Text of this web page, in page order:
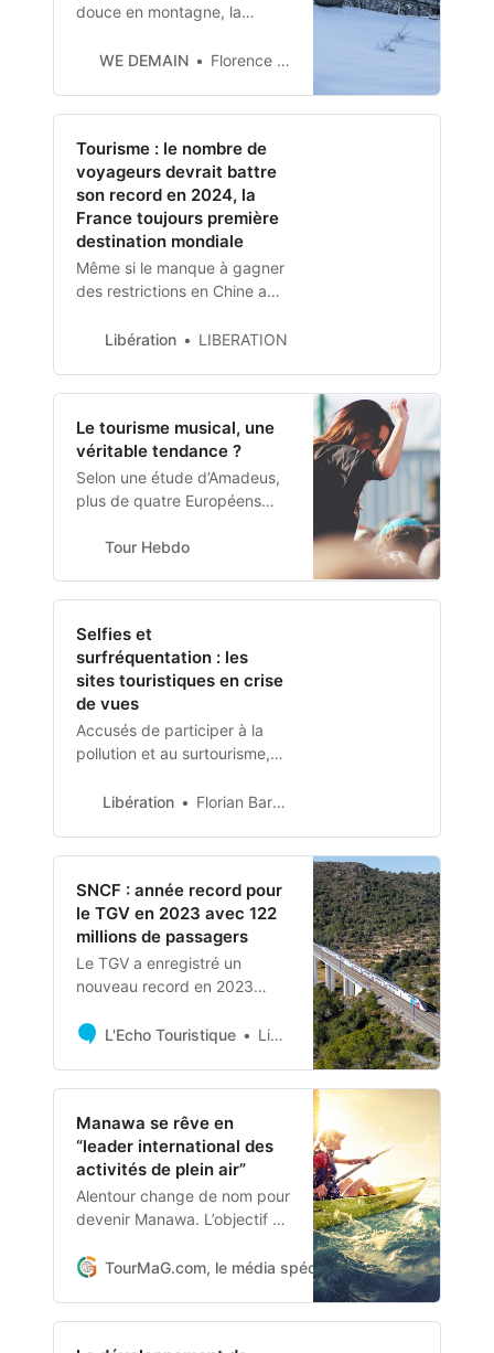
douce en montagne, la
ambitionne de devenir un
WE DEMAIN Florence Santrot
Tourisme : le nombre de
voyageurs devrait battre
son record en 2024, la
France toujours première
destination mondiale
Même si le manque à gagner
des restrictions en Chine a
dollars à travers le monde, le
tourisme, qui prédit un
possible record en 2024.
Libération LIBERATION
Le tourisme musical, une
véritable tendance ?
Selon une étude d’Amadeus,
plus de quatre Européens
voyagé pour assister à un
dépenser plus de 300 euros
pour réitérer l’expérience
Tour Hebdo
Selfies et
surfréquentation : les
sites touristiques en crise
de vues
Accusés de participer à la
pollution et au surtourisme,
photographies sont
l’environnement.
Libération Florian Bardou
SNCF : année record pour
le TGV en 2023 avec 122
millions de passagers
Le TGV a enregistré un
nouveau record en 2023
Voyageurs, Christophe
L'Echo Touristique Linda Lainé avec l’AFP
Manawa se rêve en
“leader international des
activités de plein air”
Alentour change de nom pour
devenir Manawa. L’objectif ?
diverses ambitions en
TourMaG.com, le média spécialiste du tourisme